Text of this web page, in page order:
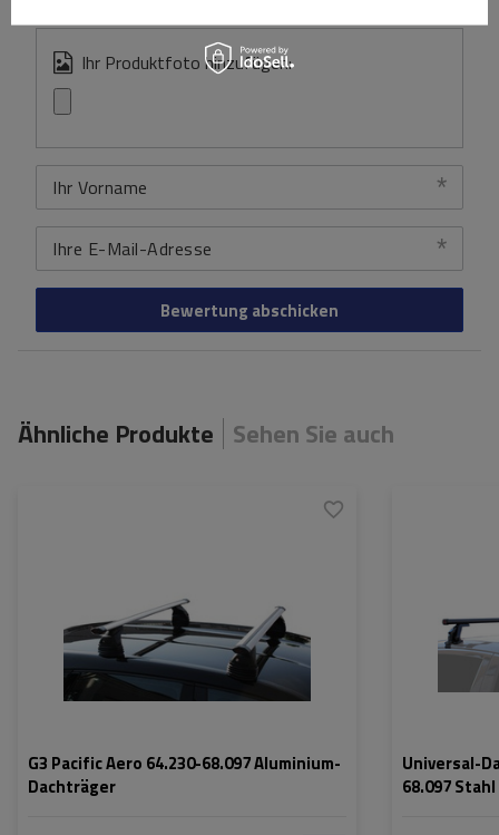
Ihr Produktfoto hinzufügen:
Ihr Vorname
Ihre E-Mail-Adresse
Bewertung abschicken
Ähnliche Produkte Sehen Sie auch
G3 Pacific Aero 64.230-68.097 Aluminium-
Dachträger
Universal-
68.097 Stahl